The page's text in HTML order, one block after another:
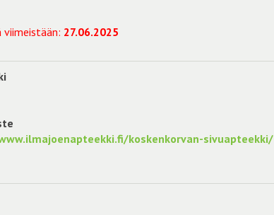
27.06.2025
koskenkorvan-sivuapteekki/